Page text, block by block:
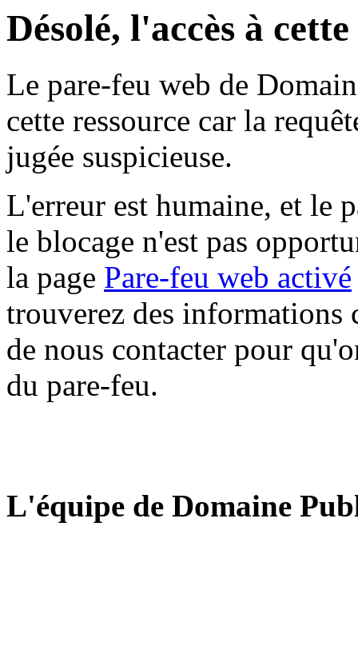
Désolé, l'accès à
Le pare-feu web de
cette ressource car la
jugée suspicieuse.
L'erreur est humaine, et le
le blocage n'est pas
la page Pare-feu web activé
trouverez des informations
de nous contacter pour
du pare-feu.
L'équipe de Domaine